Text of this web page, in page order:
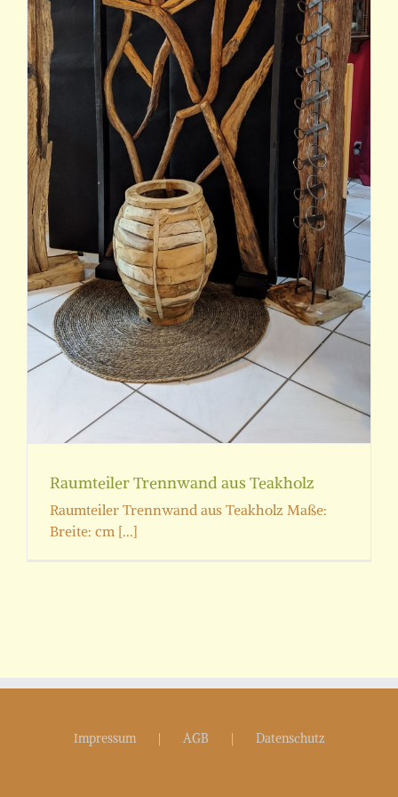
Raumteiler Trennwand aus Teakholz
Raumteiler Trennwand aus Teakholz Maße:
Breite: cm [...]
Impressum AGB Datenschutz